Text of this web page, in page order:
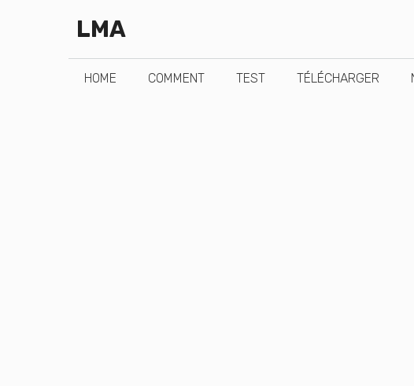
LMA
HOME COMMENT TEST TÉLÉCHARGER